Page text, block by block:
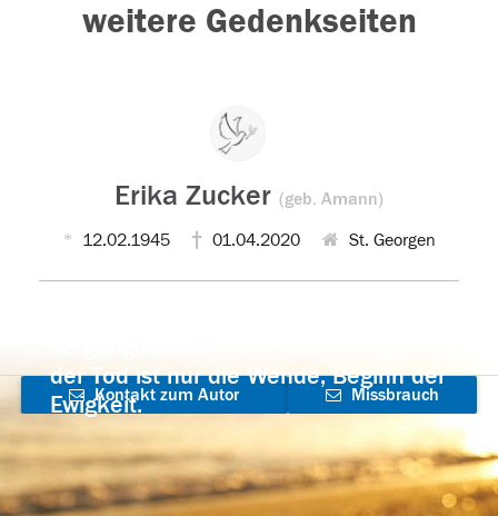
weitere Gedenkseiten
Erika Zucker (geb. Amann)
12.02.1945 01.04.2020 St. Georgen
der Tod ist nur die Wende, Beginn der
Ewigkeit.
Kontakt zum Autor
aufnehmen
Missbrauch